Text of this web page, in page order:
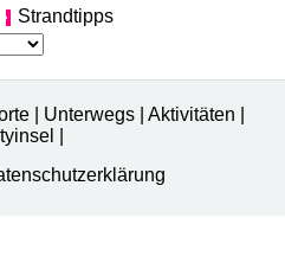
Strandtipps
Unterwegs Aktivitäten